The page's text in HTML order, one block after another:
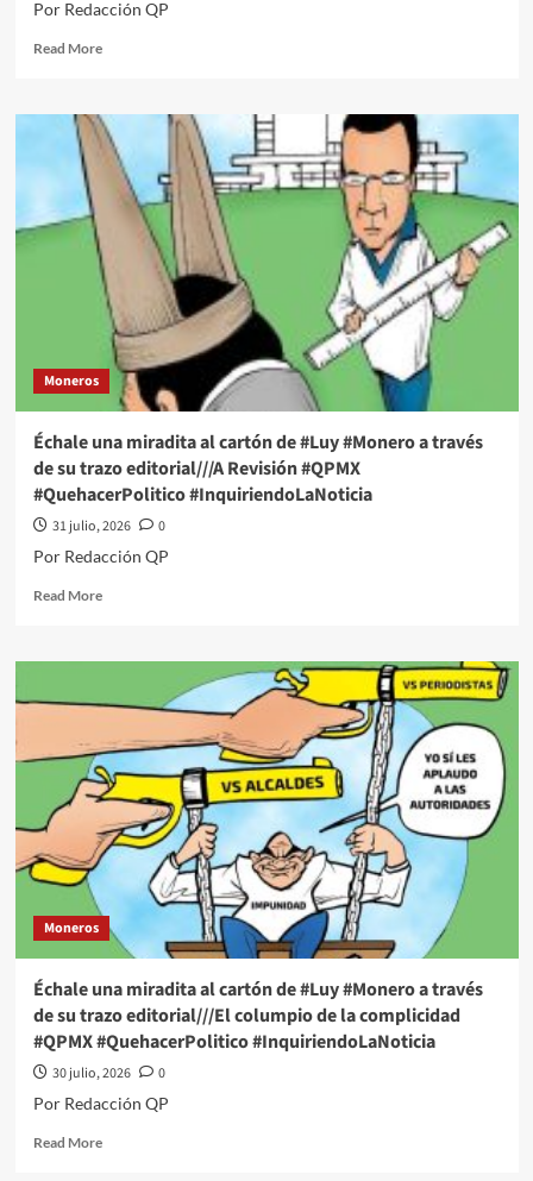
#QuehacerPolitico
Por Redacción QP
Read MoreRead
Échale
una
miradita
cartón
#Luy
#Monero
a
través
de
su
trazo
editorial///CLAP,
CLAP…
#QPMX
#QuehacerPolitico
#InquiriendoLaNoticia
Moneros
Échale una miradita al cartón de #Luy #Monero a través
de su trazo editorial///A Revisión #QPMX
#QuehacerPolitico #InquiriendoLaNoticia
31 julio, 2026
0
Por Redacción QP
Read MoreRead
Échale
miradita
cartón
de
#Luy
#Monero
a
través
su
trazo
editorial///A
#QPMX
#QuehacerPolitico
#InquiriendoLaNoticia
Moneros
Échale una miradita al cartón de #Luy #Monero a través
de su trazo editorial///El columpio de la complicidad
#QPMX #QuehacerPolitico #InquiriendoLaNoticia
30 julio, 2026
0
Por Redacción QP
Read MoreRead